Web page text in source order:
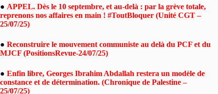
● APPEL. Dès le 10 septembre, et au-delà : par la grève totale,
reprenons nos affaires en main ! #ToutBloquer (Unité CGT –
25/07/25)
● Reconstruire le mouvement communiste au delà du PCF et du
MJCF (PositionsRevue-24/07/25)
● Enfin libre, Georges Ibrahim Abdallah restera un modèle de
constance et de détermination. (Chronique de Palestine –
25/07/25)